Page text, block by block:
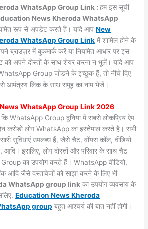
WhatsApp Group Link :हम इस सूची
News Kheroda WhatsApp
रूप से अपडेट करते हैं। यदि आपNew
WhatsApp Group Link में शामिल होने के
ब्राउज़र में बुकमार्क करें या नियमित आधार पर इस
को अपने दोस्तों के साथ शेयर करना न भूलें। यदि आप
Group जोड़ने के इच्छुक हैं, तो नीचे दिए
से आमंत्रण लिंक के साथ समूह का नाम भेजें।
WhatsApp Group Link 2026
WhatsApp Group दुनिया में सबसे लोकप्रिय ऐप
करोड़ों लोग WhatsApp का इस्तेमाल करते हैं। सभी
सुविधाएं उपलब्ध हैं, जैसे चैट, वॉयस कॉल, वीडियो
आदि। इसलिए, लोग दोस्तों और परिवार के साथ चैट
का उपयोग करते हैं। WhatsApp वीडियो,
आदि जैसे दस्तावेजों को साझा करने के लिए भी
WhatsApp group link का उपयोग व्यवसाय के
Education News Kheroda
group बहुत आश्चर्य की बात नहीं होगी।